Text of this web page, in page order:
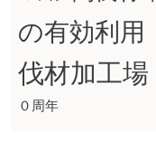
の有効利用
伐材加工
０周年